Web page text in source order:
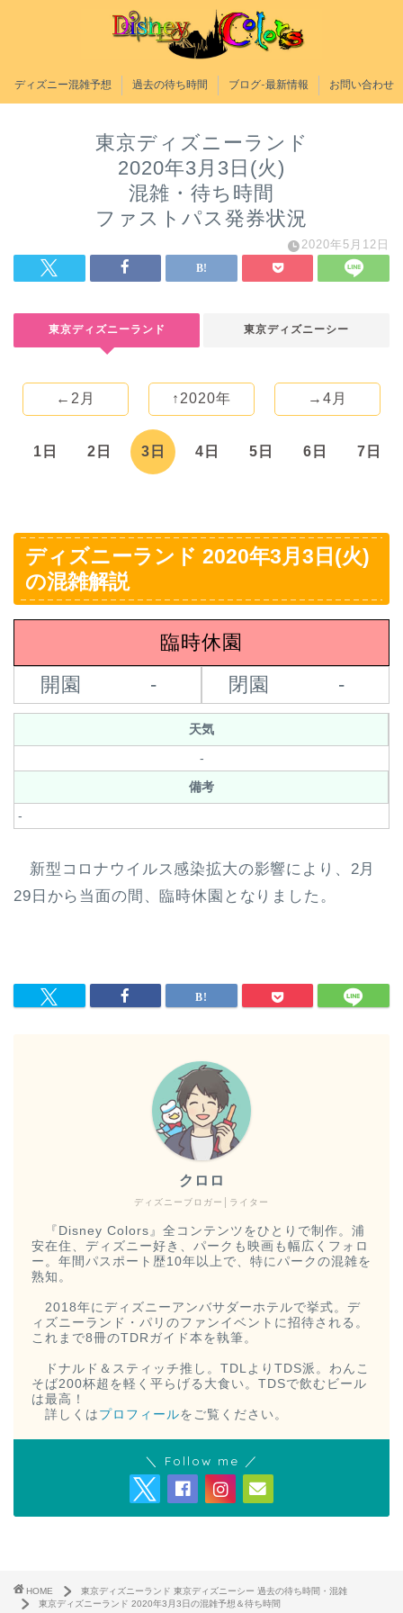
ディズニー混雑予想 過去の待ち時間 ブログ-最新情報 お問い合わせ
東京ディズニーランド
2020年3月3日(火)
混雑・待ち時間
ファストパス発券状況
2020年5月12日
東京ディズニーランド 東京ディズニーシー
←2月 ↑2020年 →4月
1日 2日 3日 4日 5日 6日 7日
ディズニーランド 2020年3月3日(火)
の混雑解説
臨時休園
開園
- 閉園 -
天気
-
備考
-
新型コロナウイルス感染拡大の影響により、2月
29日から当面の間、臨時休園となりました。
ディズニーブロガー│ライター
クロロ
『Disney Colors』全コンテンツをひとりで制作。浦
安在住、ディズニー好き、パークも映画も幅広くフォロ
ー。年間パスポート歴10年以上で、特にパークの混雑を
熟知。
2018年にディズニーアンバサダーホテルで挙式。デ
ィズニーランド・パリのファンイベントに招待される。
これまで8冊のTDRガイド本を執筆。
ドナルド＆スティッチ推し。TDLよりTDS派。わんこ
そば200杯超を軽く平らげる大食い。TDSで飲むビール
は最高！
詳しくは プロフィールをご覧ください。
＼ Follow me ／
HOME
東京ディズニーランド 東京ディズニーシー 過去の待ち時間・混雑
東京ディズニーランド 2020年3月3日の混雑予想＆待ち時間